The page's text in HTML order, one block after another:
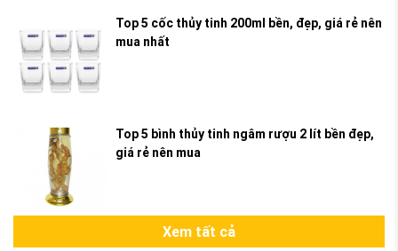
Top 5 cốc thủy tinh 200ml bền, đẹp, giá rẻ nên
mua nhất
Top 5 bình thủy tinh ngâm rượu 2 lít bền đẹp,
giá rẻ nên mua
Xem tất cả